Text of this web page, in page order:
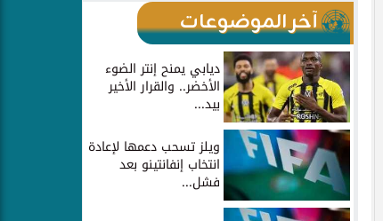
آخر الموضوعات
ديابي يمنح إنتر الضوء
الأخضر.. والقرار الأخير
بيد...
ويلز تسحب دعمها لإعادة
انتخاب إنفانتينو بعد
فشل...